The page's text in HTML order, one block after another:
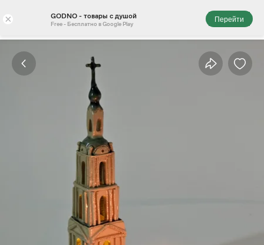
× GODNO - товары с душой
Free - Бесплатно в Google Play
Перейти